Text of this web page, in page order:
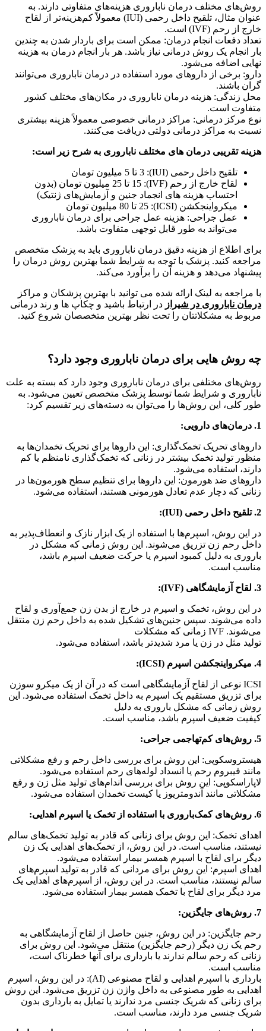
روش‌های مختلف درمان ناباروری هزینه‌های متفاوتی دارند. به
عنوان مثال، تلقیح داخل رحمی (IUI) معمولاً کم‌هزینه‌تر از لقاح
خارج از رحم (IVF) است.
تعداد دفعات انجام درمان: ممکن است برای باردار شدن به چندین
بار انجام یک روش درمانی نیاز باشد. هر بار انجام درمان به هزینه
نهایی اضافه می‌شود.
دارو: برخی از داروهای مورد استفاده در درمان ناباروری می‌توانند
گران باشند.
محل زندگی: هزینه درمان ناباروری در مکان‌های مختلف کشور
متفاوت است.
نوع مرکز درمانی: مراکز درمانی خصوصی معمولاً هزینه بیشتری
نسبت به مراکز درمانی دولتی دریافت می‌کنند.
هزینه تقریبی درمان های مختلف ناباروری به شرح زیر است:
تلقیح داخل رحمی (IUI): 3 تا 5 میلیون تومان
لقاح خارج از رحم (IVF): 15 تا 25 میلیون تومان (بدون
احتساب هزینه‌ های انجماد جنین و آزمایش‌های ژنتیک)
میکرواینجکشن (ICSI): 25 تا 80 میلیون تومان
عمل جراحی: هزینه عمل جراحی برای درمان ناباروری
می‌تواند به طور قابل توجهی متفاوت باشد.
برای اطلاع از هزینه دقیق درمان ناباروری باید به پزشک متخصص
مراجعه کنید. پزشک با توجه به شرایط شما بهترین روش درمان را
پیشنهاد می‌دهد و هزینه آن را برآورد می‌کند.
با مراجعه به لینک ارائه شده می توانید با بهترین پزشکان و مراکز
درمان ناباروری در شیراز در ارتباط باشید و چکاپ ها و رند درمانی
مربوط به مشکلاتتان را تحت نظر بهترین متخصصان شروع کنید.
چه روش هایی برای درمان ناباروری وجود دارد؟
روش‌های مختلفی برای درمان ناباروری وجود دارد که بسته به علت
ناباروری و شرایط شما توسط پزشک متخصص تعیین می‌شود. به
طور کلی، این روش‌ها را می‌توان به دسته‌های زیر تقسیم کرد:
1. درمان‌های دارویی:
داروهای تحریک تخمک‌گذاری: این داروها برای تحریک تخمدان‌ها به
منظور تولید تخمک بیشتر در زنانی که تخمک‌گذاری نامنظم یا کم
دارند، استفاده می‌شود.
داروهای ضد هورمون: این داروها برای تنظیم سطح هورمون‌ها در
زنانی که دچار عدم تعادل هورمونی هستند، استفاده می‌شود.
2. تلقیح داخل رحمی (IUI):
در این روش، اسپرم‌ها با استفاده از یک ابزار نازک و انعطاف‌پذیر به
داخل رحم زن تزریق می‌شوند. این روش زمانی که مشکل در
باروری به دلیل کمبود اسپرم یا حرکت ضعیف اسپرم باشد،
مناسب است.
3. لقاح آزمایشگاهی (IVF):
در این روش، تخمک و اسپرم در خارج از بدن زن جمع‌آوری و لقاح
داده می‌شوند. سپس جنین‌های تشکیل شده به داخل رحم زن منتقل
می‌شوند. IVF زمانی که مشکلات
تولید مثل در زن یا مرد شدیدتر باشد، استفاده می‌شود.
4. میکرواینجکشن اسپرم (ICSI):
ICSI نوعی از لقاح آزمایشگاهی است که در آن از یک میکرو سوزن
برای تزریق مستقیم یک اسپرم به داخل تخمک استفاده می‌شود. این
روش زمانی که مشکل باروری به دلیل
کیفیت ضعیف اسپرم باشد، مناسب است.
5. روش‌های کم‌تهاجمی جراحی:
هیستروسکوپی: این روش برای بررسی داخل رحم و رفع مشکلاتی
مانند فیبروم رحم یا انسداد لوله‌های رحم استفاده می‌شود.
لاپاراسکوپی: این روش برای بررسی اندام‌های تولید مثل زن و رفع
مشکلاتی مانند آندومتریوز یا کیست تخمدان استفاده می‌شود.
6. روش‌های کمک‌باروری با استفاده از تخمک یا اسپرم اهدایی:
اهدای تخمک: این روش برای زنانی که قادر به تولید تخمک‌های سالم
نیستند، مناسب است. در این روش، از تخمک‌های اهدایی یک زن
دیگر برای لقاح با اسپرم همسر بیمار استفاده می‌شود.
اهدای اسپرم: این روش برای مردانی که قادر به تولید اسپرم‌های
سالم نیستند، مناسب است. در این روش، از اسپرم‌های اهدایی یک
مرد دیگر برای لقاح با تخمک همسر بیمار استفاده می‌شود.
7. روش‌های جایگزین:
رحم جایگزین: در این روش، جنین حاصل از لقاح آزمایشگاهی به
رحم یک زن دیگر (رحم جایگزین) منتقل می‌شود. این روش برای
زنانی که رحم سالم ندارند یا بارداری برای آنها خطرناک است،
مناسب است.
بارداری با اسپرم اهدایی و لقاح مصنوعی (AI): در این روش، اسپرم
اهدایی به طور مصنوعی به داخل واژن زن تزریق می‌شود. این روش
برای زنانی که شریک جنسی مرد ندارند یا تمایل به بارداری بدون
شریک جنسی مرد دارند، مناسب است.